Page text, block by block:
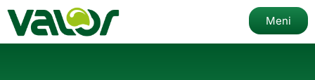
Meni